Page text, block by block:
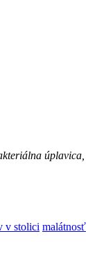
úplavica,
v stolici malátnosť